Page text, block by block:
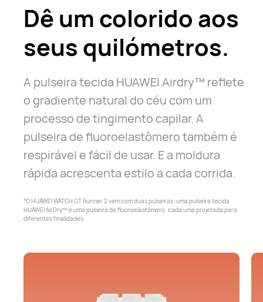
Dê um colorido aos
seus quilómetros.
A pulseira tecida HUAWEI Airdry™ reflete
o gradiente natural do céu com um
processo de tingimento capilar. A
pulseira de fluoroelastômerotambém é
respirável e fácil de usar. E a moldura
rápida acrescenta estilo a cada corrida.
*O HUAWEI WATCH GT Runner 2 vem com duas pulseiras: uma pulseira tecida
HUAWEI AirDry™ e uma pulseira de fluoroelastômero, cada uma projetada para
diferentes finalidades.